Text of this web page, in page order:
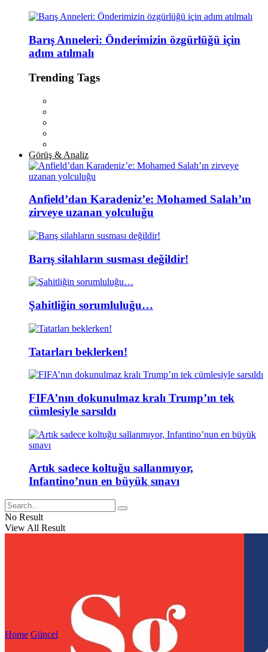
Barış Anneleri: Önderimizin özgürlüğü için
adım atılmalı
Trending Tags
Görüş & Analiz
Anfield’dan Karadeniz’e: Mohamed Salah’ın
zirveye uzanan yolculuğu
Barış silahların susması değildir!
Şahitliğin sorumluluğu…
Tatarları beklerken!
FIFA’nın dokunulmaz kralı Trump’ın tek
cümlesiyle sarsıldı
Artık sadece koltuğu sallanmıyor,
Infantino’nun en büyük sınavı
No Result
View All Result
Home Güncel